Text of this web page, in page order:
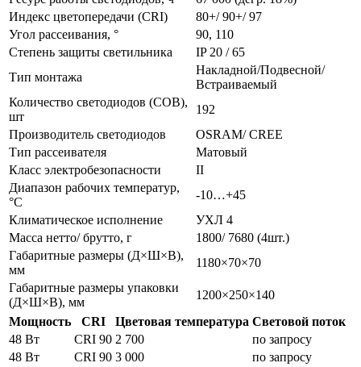
Индекс цветопередачи (CRI)
80+/ 90+/ 97
Угол рассеивания, °
90, 110
Степень защиты светильника
IP 20 / 65
Тип монтажа
Накладной/Подвесной/
Встраиваемый
Количество светодиодов (COB),
шт
192
Производитель светодиодов
OSRAM/ CREE
Тип рассеивателя
Матовый
Класс электробезопасности
II
Диапазон рабочих температур,
°С
-10…+45
Климатическое исполнение
УХЛ 4
Масса нетто/ брутто, г
1800/ 7680 (4шт.)
Габаритные размеры (Д×Ш×В),
мм
1180×70×70
Габаритные размеры упаковки
(Д×Ш×В), мм
1200×250×140
Мощность
CRI Цветовая температура Световой поток
48 Вт
CRI 90 2 700
по запросу
48 Вт
CRI 90 3 000
по запросу